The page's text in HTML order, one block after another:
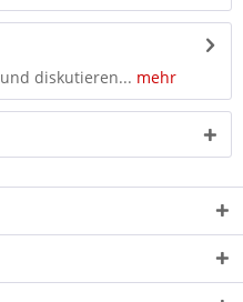
diskutieren... mehr